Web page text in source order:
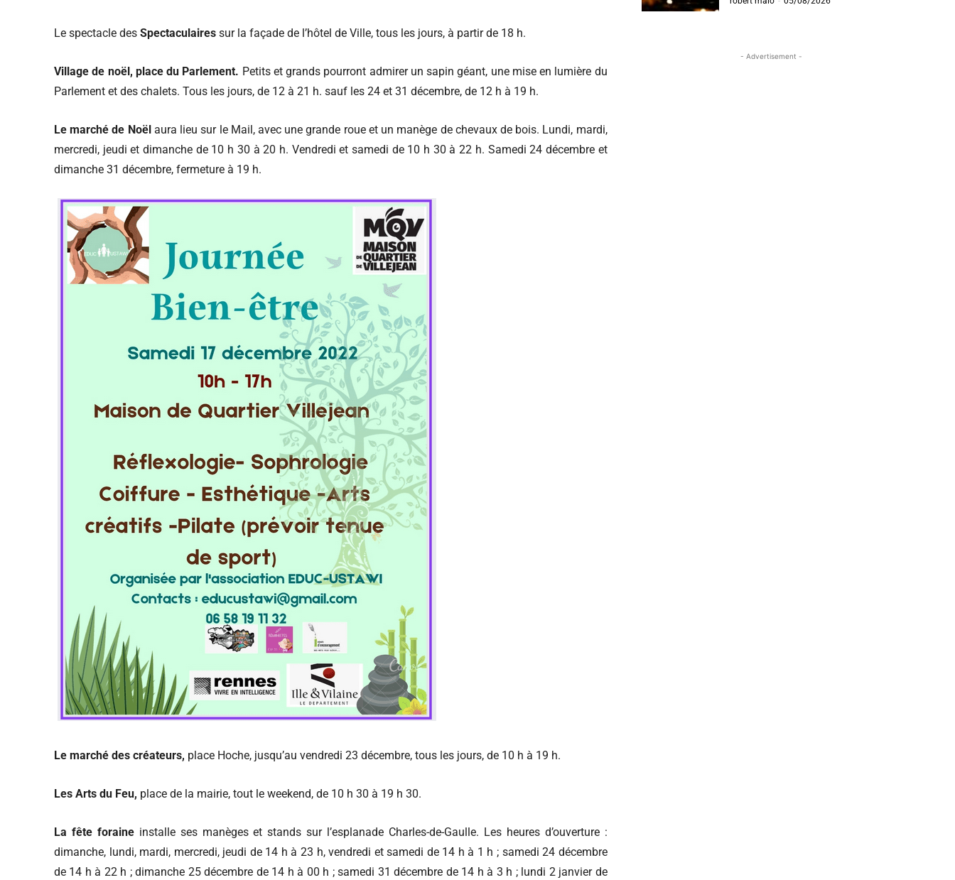
Le spectacle des Spectaculaires sur la façade de l’hôtel de Ville, tous les jours, à partir de 18 h.
Village de noël, place du Parlement. Petits et grands pourront admirer un sapin géant, une mise en lumière du
Parlement et des chalets. Tous les jours, de 12 à 21 h. sauf les 24 et 31 décembre, de 12 h à 19 h.
Le marché de Noëlaura lieu sur le Mail, avec une grande roue et un manège de chevaux de bois. Lundi, mardi,
mercredi, jeudi et dimanche de 10 h 30 à 20 h. Vendredi et samedi de 10 h 30 à 22 h. Samedi 24 décembre et
dimanche 31 décembre, fermeture à 19 h.
Le marché des créateurs, place Hoche, jusqu’au vendredi 23 décembre, tous les jours, de 10 h à 19 h.
Les Arts du Feu, place de la mairie, tout le weekend, de 10 h 30 à 19 h 30.
La fête foraineinstalle ses manèges et stands sur l’esplanade Charles-de-Gaulle. Les heures d’ouverture :
dimanche, lundi, mardi, mercredi, jeudi de 14 h à 23 h, vendredi et samedi de 14 h à 1 h ; samedi 24 décembre
de 14 h à 22 h ; dimanche 25 décembre de 14 h à 00 h ; samedi 31 décembre de 14 h à 3 h ; lundi 2 janvier de
- Advertisement -